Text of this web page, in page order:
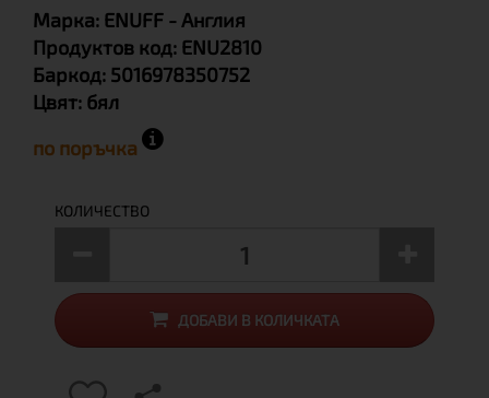
Марка: ENUFF - Англия
Продуктов код: ENU2810
Баркод: 5016978350752
Цвят: бял
по поръчка
КОЛИЧЕСТВО
ДОБАВИ В КОЛИЧКАТА